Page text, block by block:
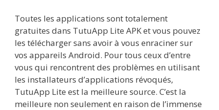
Toutes les applications sont totalement
gratuites dans TutuApp Lite APK et vous pouvez
les télécharger sans avoir à vous enraciner sur
vos appareils Android. Pour tous ceux d’entre
vous qui rencontrent des problèmes en utilisant
les installateurs d’applications révoqués,
TutuApp Lite est la meilleure source. C’est la
meilleure non seulement en raison de l’immense